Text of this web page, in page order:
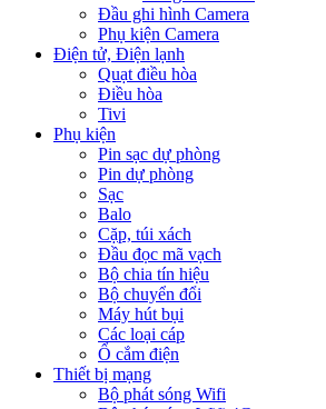
Đầu ghi hình Camera
Phụ kiện Camera
Điện tử, Điện lạnh
Quạt điều hòa
Điều hòa
Tivi
Phụ kiện
Pin sạc dự phòng
Pin dự phòng
Sạc
Balo
Cặp, túi xách
Đầu đọc mã vạch
Bộ chia tín hiệu
Bộ chuyển đổi
Máy hút bụi
Các loại cáp
Ổ cắm điện
Thiết bị mạng
Bộ phát sóng Wifi